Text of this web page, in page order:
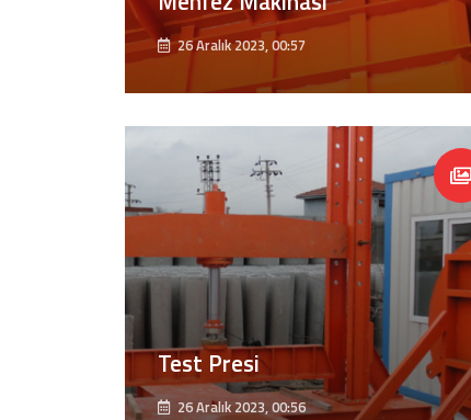
26 Aralık 2023, 00:57
Test Presi
26 Aralık 2023, 00:56